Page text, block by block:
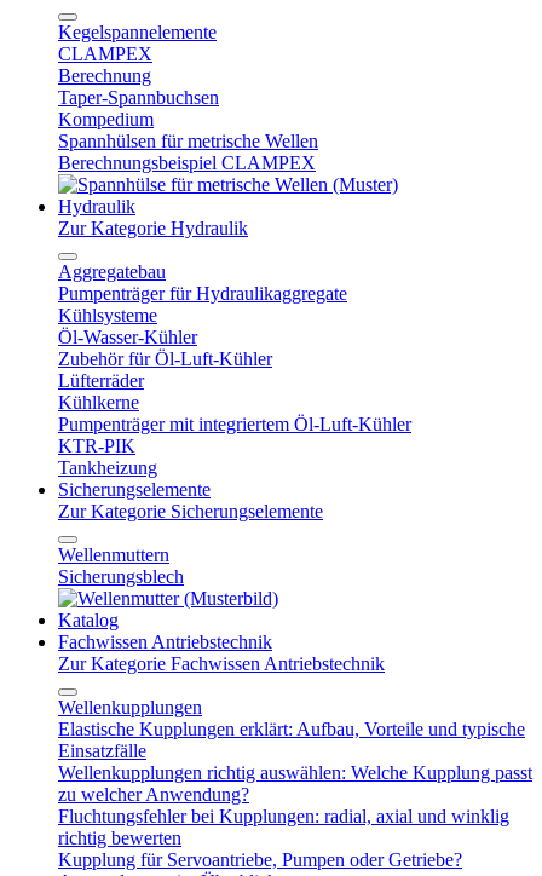
Kegelspannelemente
CLAMPEX
Berechnung
Taper-Spannbuchsen
Kompedium
Spannhülsen für metrische Wellen
Berechnungsbeispiel CLAMPEX
Hydraulik
Zur Kategorie Hydraulik
Aggregatebau
Pumpenträger für Hydraulikaggregate
Kühlsysteme
Öl-Wasser-Kühler
Zubehör für Öl-Luft-Kühler
Lüfterräder
Kühlkerne
Pumpenträger mit integriertem Öl-Luft-Kühler
KTR-PIK
Tankheizung
Sicherungselemente
Zur Kategorie Sicherungselemente
Wellenmuttern
Sicherungsblech
Katalog
Fachwissen Antriebstechnik
Zur Kategorie Fachwissen Antriebstechnik
Wellenkupplungen
Elastische Kupplungen erklärt: Aufbau, Vorteile und typische
Einsatzfälle
Wellenkupplungen richtig auswählen: Welche Kupplung passt
zu welcher Anwendung?
Fluchtungsfehler bei Kupplungen: radial, axial und winklig
richtig bewerten
Kupplung für Servoantriebe, Pumpen oder Getriebe?